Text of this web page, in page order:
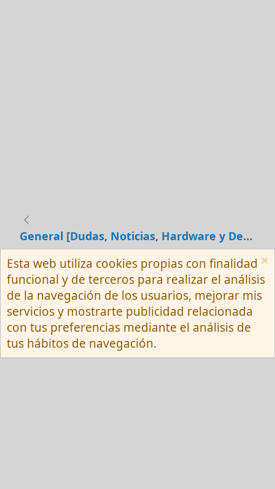
General [Dudas, Noticias, Hardware y Debates]
Español (Neutro) Tu
Contactarnos
Términos y reglas
Privacy policy
Ayuda
R
S
S
Community platform by XenForo ® © 2010-
2026 XenForo Ltd.
Esta web utiliza cookies propias con finalidad
funcional y de terceros para realizar el análisis
de la navegación de los usuarios, mejorar mis
servicios y mostrarte publicidad relacionada
con tus preferencias mediante el análisis de
tus hábitos de navegación.